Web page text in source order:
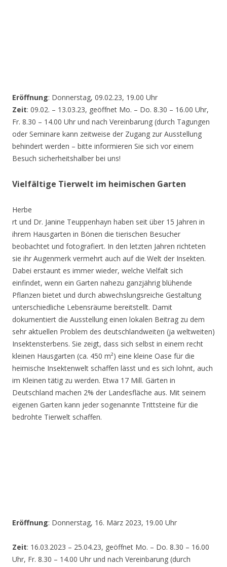
Eröffnung: Donnerstag, 09.02.23, 19.00 Uhr
Zeit: 09.02. – 13.03.23, geöffnet Mo. – Do. 8.30 – 16.00 Uhr,
Fr. 8.30 – 14.00 Uhr und nach Vereinbarung (durch Tagungen
oder Seminare kann zeitweise der Zugang zur Ausstellung
behindert werden – bitte informieren Sie sich vor einem
Besuch sicherheitshalber bei uns!
Vielfältige Tierwelt im heimischen Garten
Herbe
rt und Dr. Janine Teuppenhayn haben seit über 15 Jahren in
ihrem Hausgarten in Bönen die tierischen Besucher
beobachtet und fotografiert. In den letzten Jahren richteten
sie ihr Augenmerk vermehrt auch auf die Welt der Insekten.
Dabei erstaunt es immer wieder, welche Vielfalt sich
einfindet, wenn ein Garten nahezu ganzjährig blühende
Pflanzen bietet und durch abwechslungsreiche Gestaltung
unterschiedliche Lebensräume bereitstellt. Damit
dokumentiert die Ausstellung einen lokalen Beitrag zu dem
sehr aktuellen Problem des deutschlandweiten (ja weltweiten)
Insektensterbens. Sie zeigt, dass sich selbst in einem recht
kleinen Hausgarten (ca. 450 m²) eine kleine Oase für die
heimische Insektenwelt schaffen lässt und es sich lohnt, auch
im Kleinen tätig zu werden. Etwa 17 Mill. Gärten in
Deutschland machen 2% der Landesfläche aus. Mit seinem
eigenen Garten kann jeder sogenannte Trittsteine für die
bedrohte Tierwelt schaffen.
Eröffnung: Donnerstag, 16. März 2023, 19.00 Uhr
Zeit: 16.03.2023 – 25.04.23, geöffnet Mo. – Do. 8.30 – 16.00
Uhr, Fr. 8.30 – 14.00 Uhr und nach Vereinbarung (durch